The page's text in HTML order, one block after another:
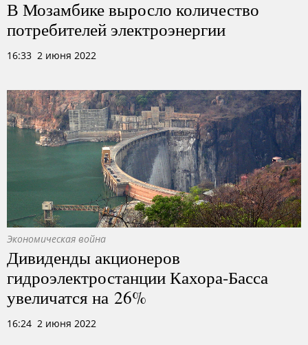
В Мозамбике выросло количество
потребителей электроэнергии
16:33 2 июня 2022
Экономическая война
Дивиденды акционеров
гидроэлектростанции Кахора-Басса
увеличатся на 26%
16:24 2 июня 2022